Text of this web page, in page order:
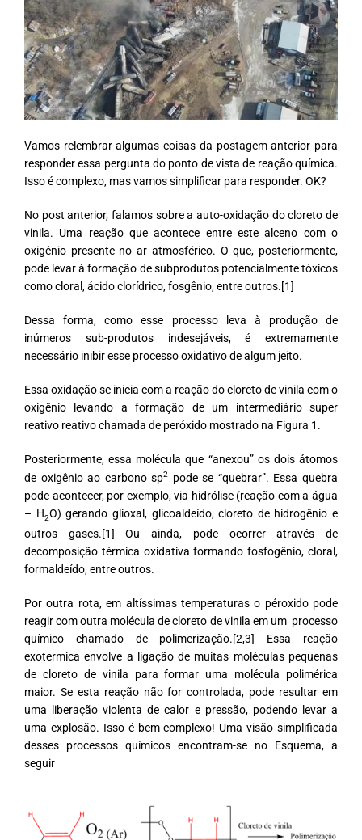
Vamos relembrar algumas coisas da postagem anterior para
responder essa pergunta do ponto de vista de reação química.
Isso é complexo, mas vamos simplificar para responder. OK?
No post anterior, falamos sobre a auto-oxidação do cloreto de
vinila. Uma reação que acontece entre este alceno com o
oxigênio presente no ar atmosférico. O que, posteriormente,
pode levar à formação de subprodutos potencialmente tóxicos
como cloral, ácido clorídrico, fosgênio, entre outros.[1]
Dessa forma, como esse processo leva à produção de
inúmeros sub-produtos indesejáveis, é extremamente
necessário inibir esse processo oxidativo de algum jeito.
Essa oxidação se inicia com a reação do cloreto de vinila com o
oxigênio levando a formação de um intermediário super
reativo reativo chamada de peróxido mostrado na Figura 1.
Posteriormente, essa molécula que “anexou” os dois átomos
de oxigênio ao carbono sp2 pode se “quebrar”. Essa quebra
pode acontecer, por exemplo, via hidrólise (reação com a água
– H2O) gerando glioxal, glicoaldeído, cloreto de hidrogênio e
outros gases.[1]
Ou ainda, pode ocorrer através de
decomposição térmica oxidativa formando fosfogênio, cloral,
formaldeído, entre outros.
Por outra rota, em altíssimas temperaturas o péroxido pode
reagir com outra molécula de cloreto de vinila em um processo
químico chamado de polimerização.[2,3] Essa reação
exotermica envolve a ligação de muitas moléculas pequenas
de cloreto de vinila para formar uma molécula polimérica
maior. Se esta reação não for controlada, pode resultar em
uma liberação violenta de calor e pressão, podendo levar a
uma explosão. Isso é bem complexo! Uma visão simplificada
desses processos químicos encontram-se no Esquema, a
seguir